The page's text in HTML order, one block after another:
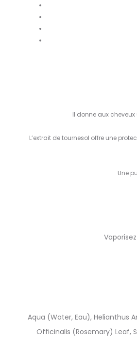
Il donne aux
L’extrait de tournesol offre une
Une
Aqua (Water, Eau), Helianthus
Officinalis (Rosemary) Leaf,